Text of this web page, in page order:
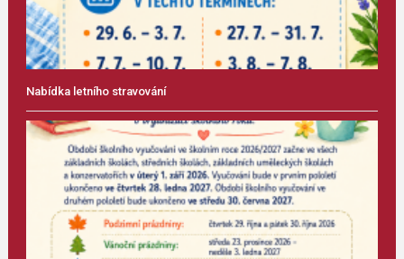
Nabídka letního stravování